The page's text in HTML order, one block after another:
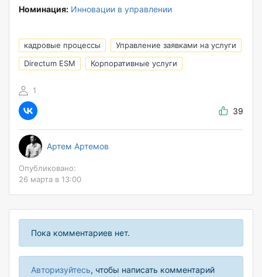
Номинация: Инновации в управлении
кадровые процессы
Управление заявками на услуги
Directum ESM
Корпоративные услуги
1
39
Артем Артемов
Опубликовано:
26 марта в 13:00
Пока комментариев нет.
Авторизуйтесь, чтобы написать комментарий